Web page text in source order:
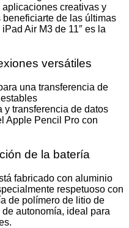
creativas y
de las últimas
Air M3 de 11″ es la
versátiles
una transferencia de
y transferencia de datos
Apple Pencil Pro con
de la batería
fabricado con aluminio
respetuoso con
de polímero de litio de
autonomía, ideal para